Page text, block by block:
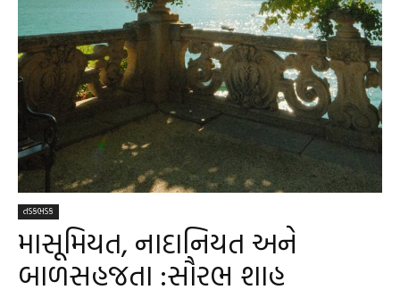
તડકભડક
માસૂમિયત, નાદાનિયત અને
બાળસહજતા :સૌરભ શાહ